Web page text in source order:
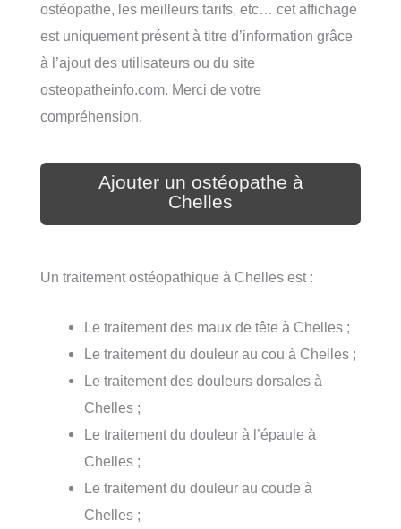
ostéopathe, les meilleurs tarifs, etc… cet affichage
est uniquement présent à titre d’information grâce
à l’ajout des utilisateurs ou du site
osteopatheinfo.com. Merci de votre
compréhension.
Ajouter un ostéopathe à
Chelles
Un traitement ostéopathique à Chelles est :
Le traitement des maux de tête à Chelles ;
Le traitement du douleur au cou à Chelles ;
Le traitement des douleurs dorsales à
Chelles ;
Le traitement du douleur à l’épaule à
Chelles ;
Le traitement du douleur au coude à
Chelles ;